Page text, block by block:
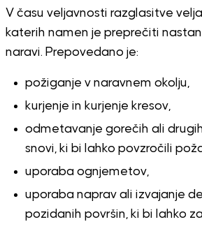
V času veljavnosti razglasitve
katerih namen je preprečiti
naravi. Prepovedano je:
požiganje v naravnem okolju,
kurjenje in kurjenje kresov,
odmetavanje gorečih ali
snovi, ki bi lahko povzročili
uporaba ognjemetov,
uporaba naprav ali izvajanje
pozidanih površin, ki bi lahko